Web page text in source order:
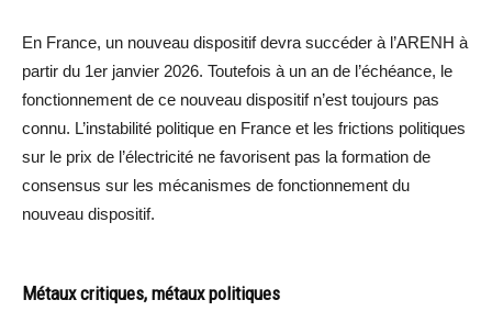
En France, un nouveau dispositif devra succéder à l’ARENH à
partir du 1er janvier 2026. Toutefois à un an de l’échéance, le
fonctionnement de ce nouveau dispositif n’est toujours pas
connu. L’instabilité politique en France et les frictions politiques
sur le prix de l’électricité ne favorisent pas la formation de
consensus sur les mécanismes de fonctionnement du
nouveau dispositif.
Métaux critiques, métaux politiques